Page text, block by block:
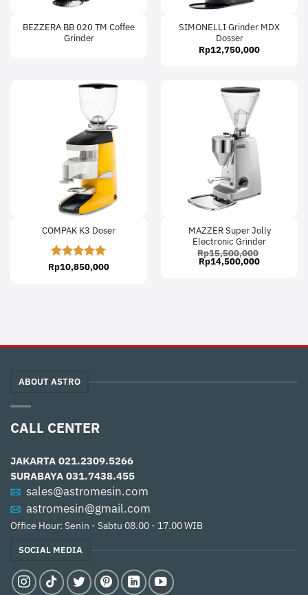
BEZZERA BB 020 TM Coffee
Grinder
SIMONELLI Grinder MDX
Dosser
Rp12,750,000
COMPAK K3 Doser
Rated5
Rp10,850,000
MAZZER Super Jolly
Electronic Grinder
Rp15,500,000
Original
price
Rp14,500,000Current
ABOUT ASTRO
CALL CENTER
JAKARTA 021.2309.5266
SURABAYA 031.7438.455
sales@astromesin.com
astromesin@gmail.com
Office Hour: Senin - Sabtu 08.00 - 17.00 WIB
SOCIAL MEDIA